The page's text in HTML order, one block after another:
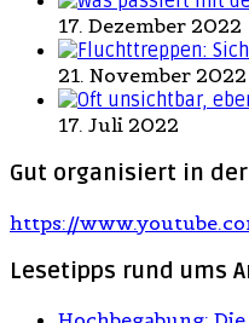
17. Dezember 2022
21. November 2022
17. Juli 2022
Gut organisiert in der
https://
Lesetipps rund ums